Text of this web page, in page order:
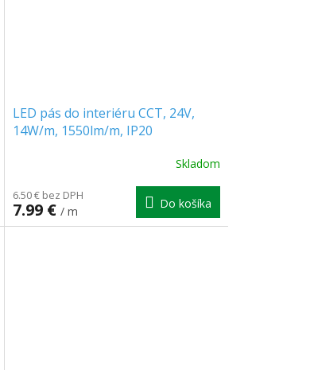
LED pás do interiéru CCT, 24V,
14W/m, 1550lm/m, IP20
Skladom
6.50 € bez DPH
7.99 € / m
Do košíka